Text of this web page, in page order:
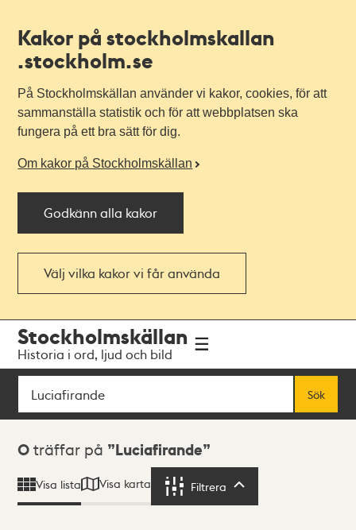
Kakor på stockholmskallan
.stockholm.se
På Stockholmskällan använder vi kakor, cookies, för att
sammanställa statistik och för att webbplatsen ska
fungera på ett bra sätt för dig.
Om kakor på Stockholmskällan
Godkänn alla kakor
Välj vilka kakor vi får använda
navigationen
huvudinnehållet
Stockholmskällan
Historia i ord, ljud och bild
Sök
Sök
Sökresultat
0 träffar på Luciafirande
Visa lista Visa karta Filtrera